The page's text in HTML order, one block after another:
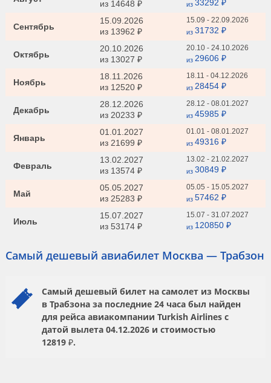
из 14648 ₽ из 33292 ₽
Сентябрь
15.09.2026
из 13962 ₽
15.09 - 22.09.2026
из 31732 ₽
Октябрь
20.10.2026
из 13027 ₽
20.10 - 24.10.2026
из 29606 ₽
Ноябрь
18.11.2026
из 12520 ₽
18.11 - 04.12.2026
из 28454 ₽
Декабрь
28.12.2026
из 20233 ₽
28.12 - 08.01.2027
из 45985 ₽
Январь
01.01.2027
из 21699 ₽
01.01 - 08.01.2027
из 49316 ₽
Февраль
13.02.2027
из 13574 ₽
13.02 - 21.02.2027
из 30849 ₽
Май
05.05.2027
из 25283 ₽
05.05 - 15.05.2027
из 57462 ₽
Июль
15.07.2027
из 53174 ₽
15.07 - 31.07.2027
из 120850 ₽
Самый дешевый авиабилет Москва — Трабзон
Самый дешевый билет на самолет из Москвы
в Трабзона за последние 24 часа был найден
для рейса авиакомпании Turkish Airlines с
датой вылета 04.12.2026 и стоимостью
12819 ₽.